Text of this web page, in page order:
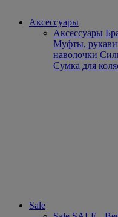
Аксессуары
Аксессуары
Муфты,
наволочки
Сумка для
Sale